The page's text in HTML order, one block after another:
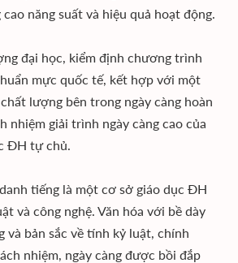
năng suất và hiệu quả hoạt động.
đại học, kiểm định chương trình
mực quốc tế, kết hợp với một
lượng bên trong ngày càng hoàn
nhiệm giải trình ngày càng cao của
ĐH tự chủ.
tiếng là một cơ sở giáo dục ĐH
và công nghệ. Văn hóa với bề dày
và bản sắc về tính kỷ luật, chính
nhiệm, ngày càng được bồi đắp